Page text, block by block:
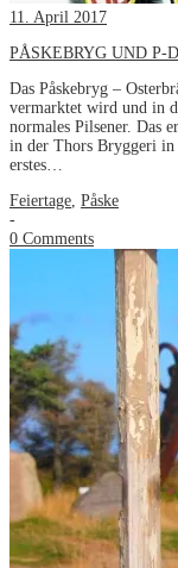
11. April 2017
PÅSKEBRYG UND P-
Das Påskebryg –
vermarktet wird und in
normales Pilsener. Das
in der Thors Bryggeri in
erstes…
Feiertage Påske
-
0 Comments